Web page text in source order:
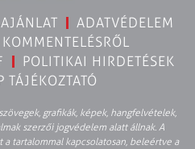
ADATVÉDELEM
POLITIKAI HIRDETÉSEK
TÁJÉKOZTATÓ
grafikák, képek, hangfelvételek,
szerzői jogvédelem alatt állnak. A
tartalommal kapcsolatosan, beleértve a